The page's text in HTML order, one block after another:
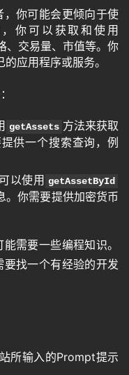
你可能会更倾向于使
你可以获取和使用
、交易量、市值等。你
应用程序或服务。
getAssets 方法来获取
供一个搜索查询，例
以使用 getAssetById
。你需要提供加密货币
需要一些编程知识。
找一个有经验的开发
所输入的Prompt提示